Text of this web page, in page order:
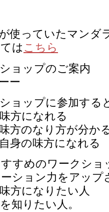
使っていたマンダ
はこちら
ョップのご案内
ー
ョップに参加する
方になれる
方のなり方が分か
身の味方になれる
すめのワークショ
ション力をアップ
方になりたい人
知りたい人。